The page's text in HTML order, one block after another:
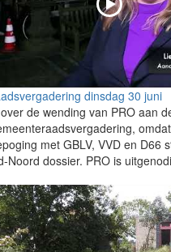
dinsdag 30 juni
de wending van PRO aan
met GBLV, VVD en D66
Noord dossier. PRO is